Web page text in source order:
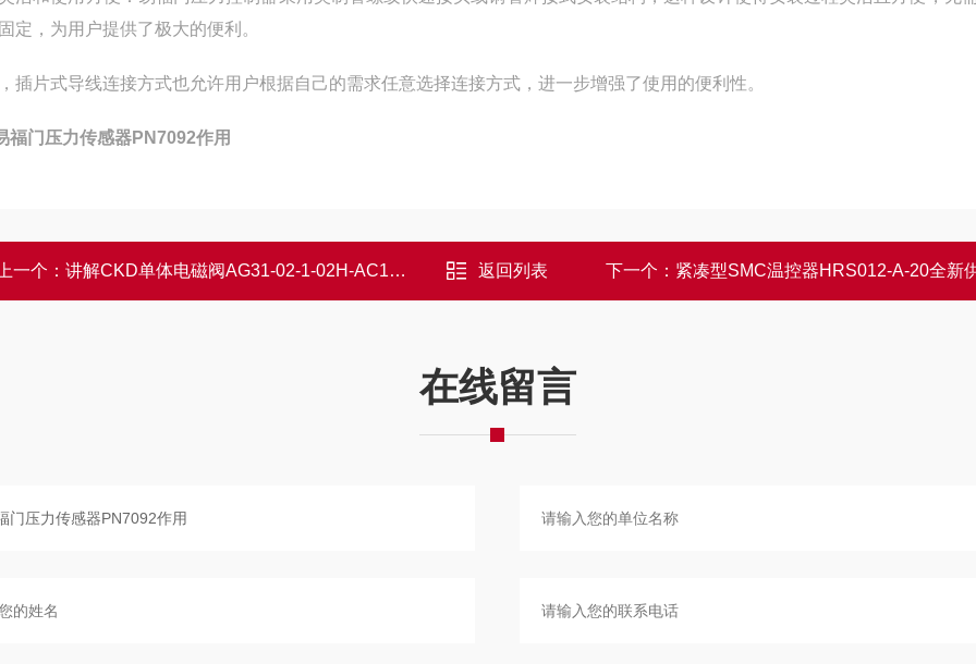
定，‌为用户提供了极大的便利。‌
插片式导线连接方式也允许用户根据自己的需求任意选择连接方式，‌进一步增强了使用的便利性。‌
福门压力传感器PN7092作用
一个： 讲解CKD单体电磁阀AG31-02-1-02H-AC100V 返回列表 下一个： 紧凑型SMC温控器HRS012-A-20全新
在线留言